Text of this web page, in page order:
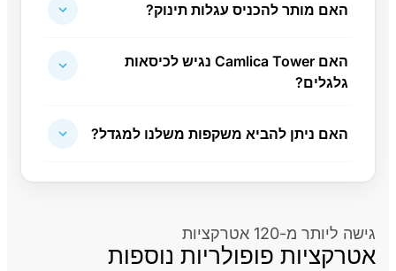
האם מותר להכניס עגלות תינוק?
האם Camlica Tower נגיש לכיסאות
גלגלים?
האם ניתן להביא משקפות משלנו למגדל?
גישה ליותר מ-120 אטרקציות
אטרקציות פופולריות נוספות